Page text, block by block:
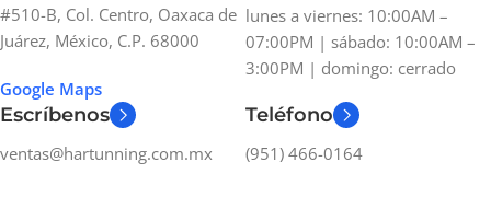
#510-B, Col. Centro, Oaxaca de
Juárez, México, C.P. 68000
Google Maps
lunes a viernes: 10:00AM –
07:00PM | sábado: 10:00AM –
3:00PM | domingo: cerrado
Escríbenos
ventas@hartunning.com.mx
Teléfono
(951) 466-0164